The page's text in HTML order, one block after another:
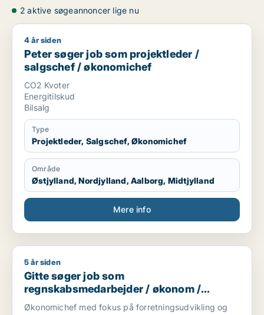
2 aktive søgeannoncer lige nu
Peter søger job som projektleder / salgschef / økonomichef
4 år siden
Peter søger job som projektleder /
salgschef / økonomichef
CO2 Kvoter
Energitilskud
Bilsalg
Type
Projektleder, Salgschef, Økonomichef
Område
Østjylland, Nordjylland, Aalborg, Midtjylland
Mere info
Gitte søger job som regnskabsmedarbejder / økonom /
5 år siden
Gitte søger job som
regnskabsmedarbejder / økonom /
direktør / hr-chef / lønspecialist
Økonomichef med fokus på forretningsudvikling og